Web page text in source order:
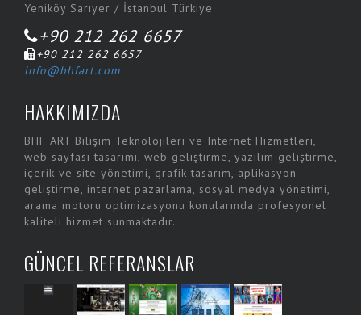
Yeniköy Sarıyer / İstanbul Türkiye
+90 212 262 6657
+90 212 262 6657
info@bhfart.com
HAKKIMIZDA
BHF ART Bilişim Teknolojileri ve Internet Hizmetleri,
web sayfası tasarımı, web geliştirme, yazılım geliştirme,
içerik ve site yönetimi, grafik tasarım, aplikasyon
geliştirme, internet pazarlama, sosyal medya yönetimi,
arama motoru optimizasyonu konularında profesyonel
kaliteli hizmet sunmaktadır.
GÜNCEL REFERANSLAR